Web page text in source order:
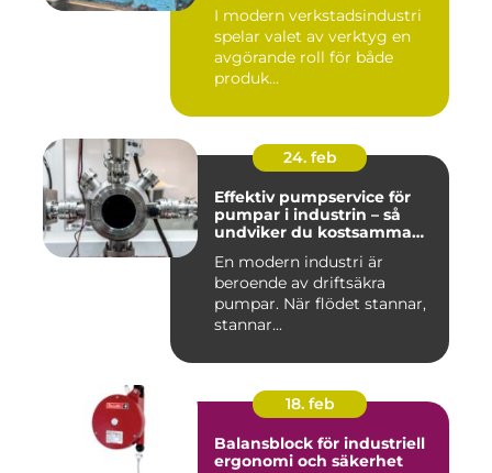
I modern verkstadsindustri
spelar valet av verktyg en
avgörande roll för både
produk...
24. feb
Effektiv pumpservice för
pumpar i industrin – så
undviker du kostsamma
En modern industri är
beroende av driftsäkra
pumpar. När flödet stannar,
stannar...
18. feb
Balansblock för industriell
ergonomi och säkerhet